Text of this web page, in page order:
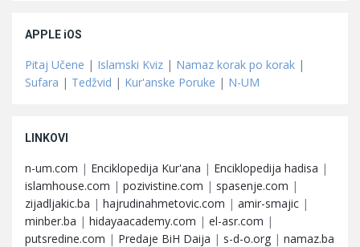
APPLE iOS
Pitaj Učene | Islamski Kviz | Namaz korak po korak |
Sufara | Tedžvid | Kur'anske Poruke | N-UM
LINKOVI
n-um.com | Enciklopedija Kur'ana | Enciklopedija hadisa |
islamhouse.com | pozivistine.com | spasenje.com |
zijadljakic.ba | hajrudinahmetovic.com | amir-smajic |
minber.ba | hidayaacademy.com | el-asr.com |
putsredine.com | Predaje BiH Daija | s-d-o.org | namaz.ba